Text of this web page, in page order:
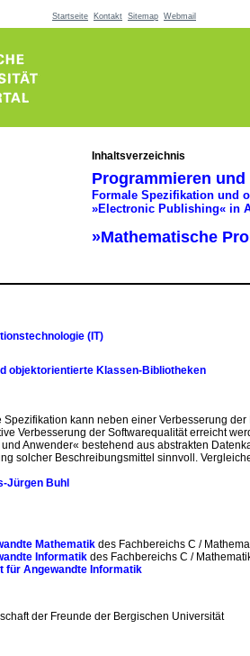
Startseite Kontakt Sitemap Webmail
Inhaltsverzeichnis
Programmieren
Formale Spezifikation und
»Electronic Publishing« in
»Mathematische
(IT)
objektorientierte Klassen-Bibliotheken
Spezifikation kann neben einer Verbesserung
Verbesserung der Softwarequalität erreicht
und Anwender« bestehend aus abstrakten
solcher Beschreibungsmittel sinnvoll.
Jürgen Buhl
Mathematik des Fachbereichs C /
Informatik des Fachbereichs C /
für Angewandte Informatik
der Freunde der Bergischen Universität